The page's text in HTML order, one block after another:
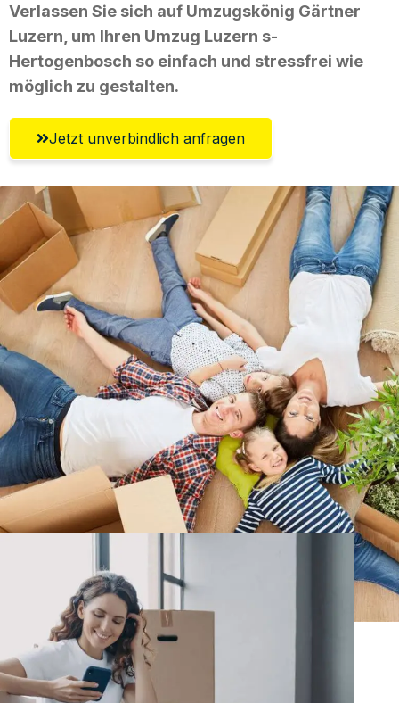
Verlassen Sie sich auf Umzugskönig Gärtner
Luzern, um Ihren Umzug Luzern s-
Hertogenbosch so einfach und stressfrei wie
möglich zu gestalten.
Jetzt unverbindlich anfragen